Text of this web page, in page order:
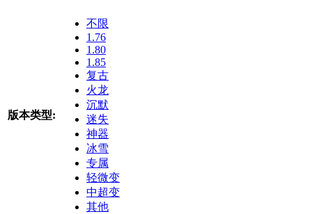
版本类型:
不限
1.76
1.80
1.85
复古
火龙
沉默
迷失
神器
冰雪
专属
轻微变
中超变
其他